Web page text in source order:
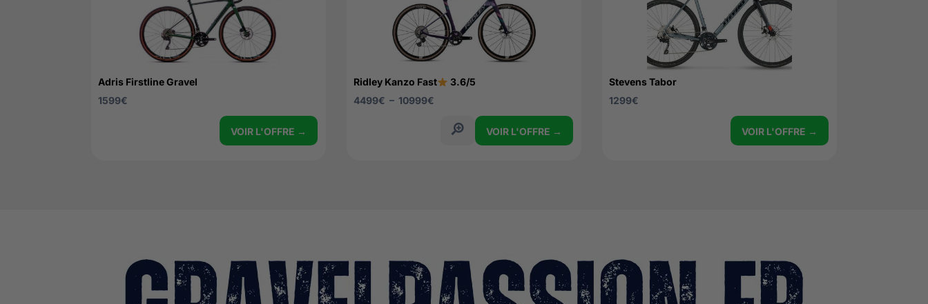
Adris Firstline Gravel
1599€
VOIR L'OFFRE →
Ridley Kanzo Fast
3.6/5
4499€ – 10999€
VOIR L'OFFRE →
Stevens Tabor
1299€
VOIR L'OFFRE →